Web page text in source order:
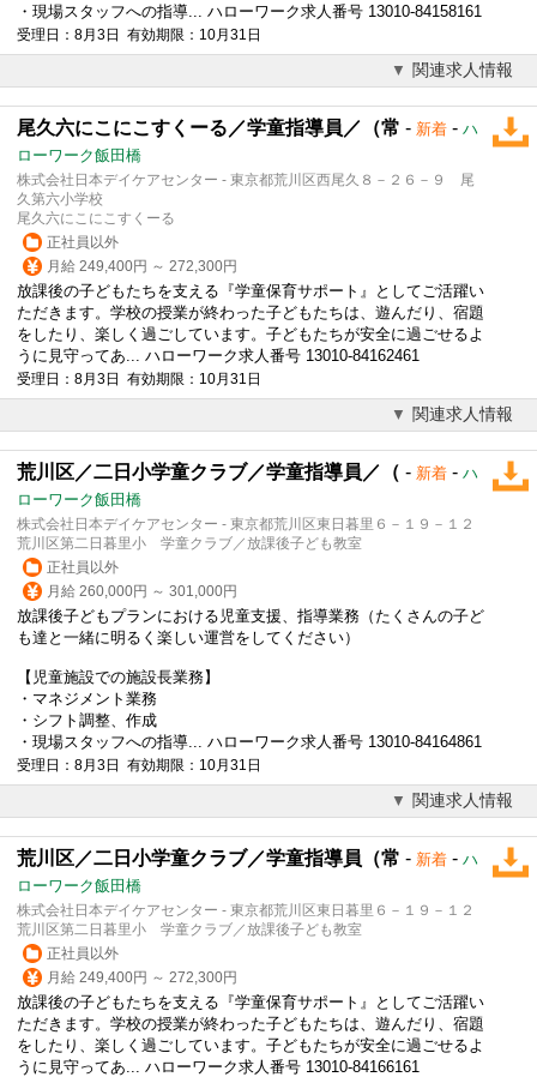
・現場スタッフへの指導... ハローワーク求人番号 13010-84158161
受理日：8月3日 有効期限：10月31日
関連求人情報
尾久六にこにこすくーる／学童指導員／（常 - 新着 - ハ
ローワーク飯田橋
株式会社日本デイケアセンター - 東京都荒川区西尾久８－２６－９ 尾
久第六小学校
尾久六にこにこすくーる
正社員以外
月給 249,400円 ～ 272,300円
放課後の子どもたちを支える『学童保育サポート』としてご活躍い
ただきます。学校の授業が終わった子どもたちは、遊んだり、宿題
をしたり、楽しく過ごしています。子どもたちが安全に過ごせるよ
うに見守ってあ... ハローワーク求人番号 13010-84162461
受理日：8月3日 有効期限：10月31日
関連求人情報
荒川区／二日小学童クラブ／学童指導員／（ - 新着 - ハ
ローワーク飯田橋
株式会社日本デイケアセンター - 東京都荒川区東日暮里６－１９－１２
荒川区第二日暮里小 学童クラブ／放課後子ども教室
正社員以外
月給 260,000円 ～ 301,000円
放課後子どもプランにおける児童支援、指導業務（たくさんの子ど
も達と一緒に明るく楽しい運営をしてください）
【児童施設での施設長業務】
・マネジメント業務
・シフト調整、作成
・現場スタッフへの指導... ハローワーク求人番号 13010-84164861
受理日：8月3日 有効期限：10月31日
関連求人情報
荒川区／二日小学童クラブ／学童指導員（常 - 新着 - ハ
ローワーク飯田橋
株式会社日本デイケアセンター - 東京都荒川区東日暮里６－１９－１２
荒川区第二日暮里小 学童クラブ／放課後子ども教室
正社員以外
月給 249,400円 ～ 272,300円
放課後の子どもたちを支える『学童保育サポート』としてご活躍い
ただきます。学校の授業が終わった子どもたちは、遊んだり、宿題
をしたり、楽しく過ごしています。子どもたちが安全に過ごせるよ
うに見守ってあ... ハローワーク求人番号 13010-84166161